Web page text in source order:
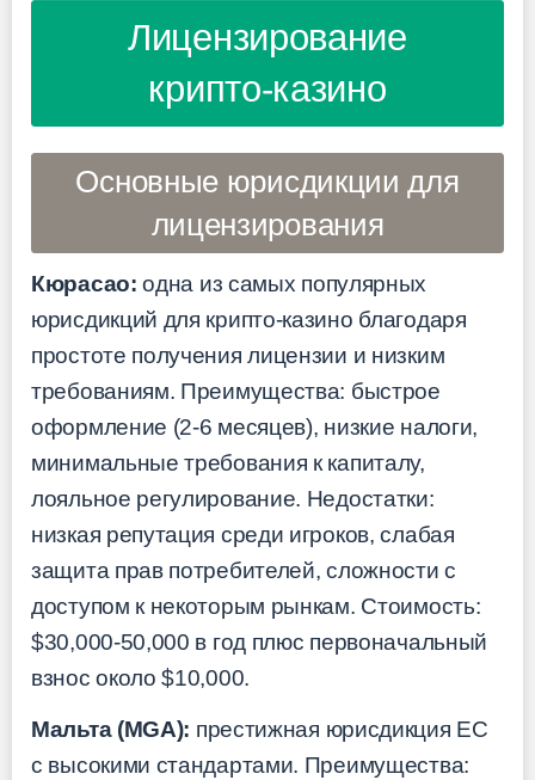
Лицензирование
крипто-казино
Основные юрисдикции для
лицензирования
Кюрасао: одна из самых популярных
юрисдикций для крипто-казино благодаря
простоте получения лицензии и низким
требованиям. Преимущества: быстрое
оформление (2-6 месяцев), низкие налоги,
минимальные требования к капиталу,
лояльное регулирование. Недостатки:
низкая репутация среди игроков, слабая
защита прав потребителей, сложности с
доступом к некоторым рынкам. Стоимость:
$30,000-50,000 в год плюс первоначальный
взнос около $10,000.
Мальта (MGA): престижная юрисдикция ЕС
с высокими стандартами. Преимущества: